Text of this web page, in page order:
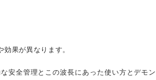
果が異なります。
安全管理とこの波長にあった使い方とデモン